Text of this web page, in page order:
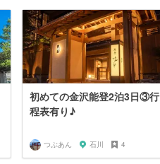
初めての金沢能登2泊3日③行
程表有り♪
つぶあん 石川 4